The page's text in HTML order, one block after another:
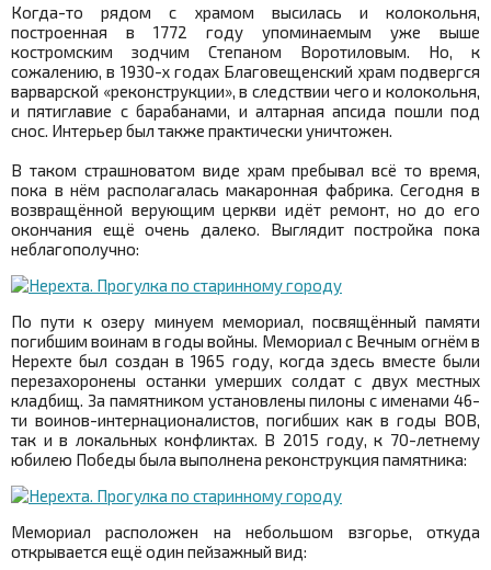
Когда-то рядом с храмом высилась и колокольня,
построенная в 1772 году упоминаемым уже выше
костромским зодчим Степаном Воротиловым. Но, к
сожалению, в 1930-х годах Благовещенский храм подвергся
варварской «реконструкции», в следствии чего и колокольня,
и пятиглавие с барабанами, и алтарная апсида пошли под
снос. Интерьер был также практически уничтожен.
В таком страшноватом виде храм пребывал всё то время,
пока в нём располагалась макаронная фабрика. Сегодня в
возвращённой верующим церкви идёт ремонт, но до его
окончания ещё очень далеко. Выглядит постройка пока
неблагополучно:
По пути к озеру минуем мемориал, посвящённый памяти
погибшим воинам в годы войны. Мемориал с Вечным огнём в
Нерехте был создан в 1965 году, когда здесь вместе были
перезахоронены останки умерших солдат с двух местных
кладбищ. За памятником установлены пилоны с именами 46-
ти воинов-интернационалистов, погибших как в годы ВОВ,
так и в локальных конфликтах. В 2015 году, к 70-летнему
юбилею Победы была выполнена реконструкция памятника:
Мемориал расположен на небольшом взгорье, откуда
открывается ещё один пейзажный вид: